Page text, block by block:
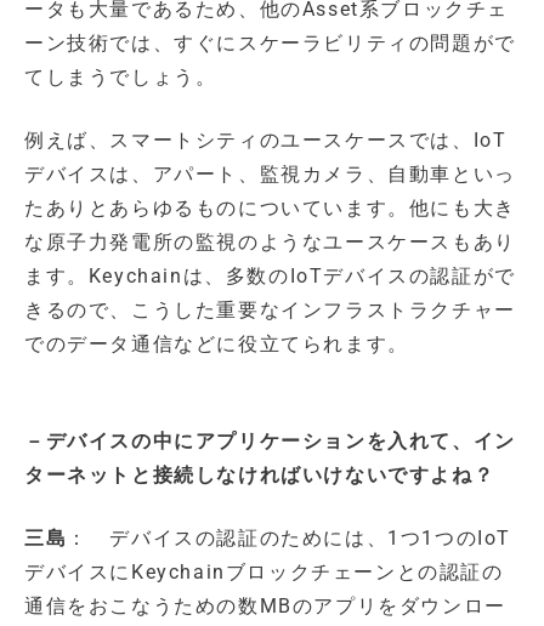
ータも大量であるため、他のAsset系ブロックチェ
ーン技術では、すぐにスケーラビリティの問題がで
てしまうでしょう。
例えば、スマートシティのユースケースでは、IoT
デバイスは、アパート、監視カメラ、自動車といっ
たありとあらゆるものについています。他にも大き
な原子力発電所の監視のようなユースケースもあり
ます。Keychainは、多数のIoTデバイスの認証がで
きるので、こうした重要なインフラストラクチャー
でのデータ通信などに役立てられます。
－デバイスの中にアプリケーションを入れて、イン
ターネットと接続しなければいけないですよね？
三島 ： デバイスの認証のためには、1つ1つのIoT
デバイスにKeychainブロックチェーンとの認証の
通信をおこなうための数MBのアプリをダウンロー